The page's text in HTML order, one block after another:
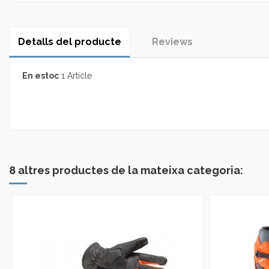
Detalls del producte Reviews
En estoc 1 Article
8 altres productes de la mateixa categoria: